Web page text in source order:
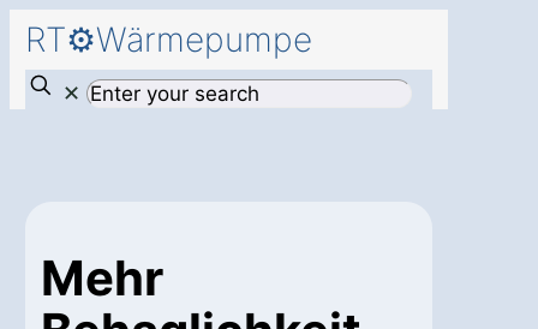
RT⚙️Wärmepumpe
✕
Mehr